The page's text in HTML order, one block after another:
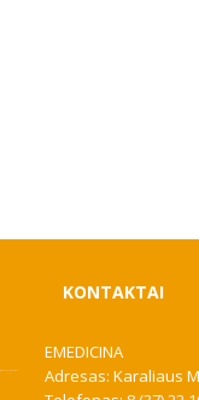
KONTAKTAI
EMEDICINA
Adresas: Karaliaus